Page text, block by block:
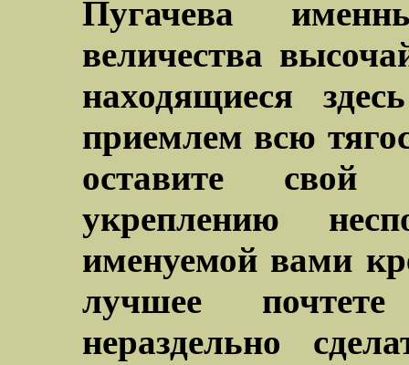
Пугачева
величества
находящиеся
приемлем всю
оставите
укреплению
именуемой вами
лучшее
нераздельно